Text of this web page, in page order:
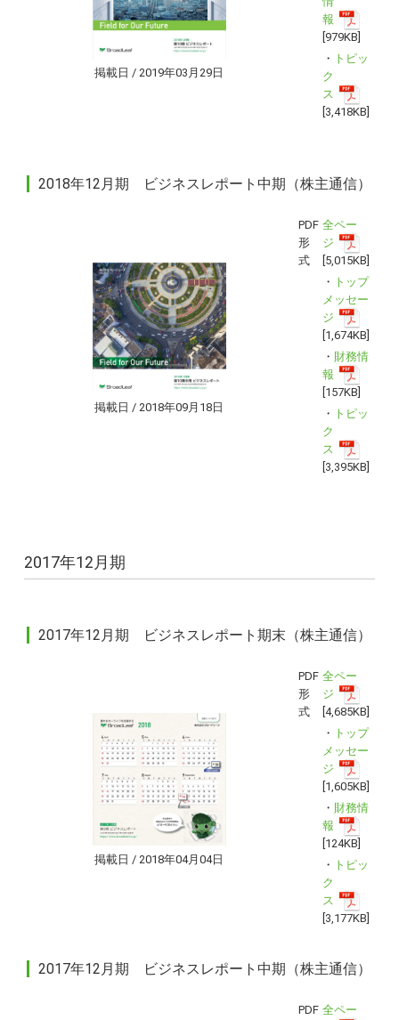
掲載日 / 2019年03月29日
報
[979KB]
・ トピッ
ク
ス
[3,418KB]
2018年12月期 ビジネスレポート中期（株主通信）
掲載日 / 2018年09月18日
PDF
形
式
全ペー
ジ
[5,015KB]
・ トップ
メッセー
ジ
[1,674KB]
・ 財務情
報
[157KB]
・ トピッ
ク
ス
[3,395KB]
2017年12月期
2017年12月期 ビジネスレポート期末（株主通信）
掲載日 / 2018年04月04日
PDF
形
式
全ペー
ジ
[4,685KB]
・ トップ
メッセー
ジ
[1,605KB]
・ 財務情
報
[124KB]
・ トピッ
ク
ス
[3,177KB]
2017年12月期 ビジネスレポート中期（株主通信）
PDF 全ペー